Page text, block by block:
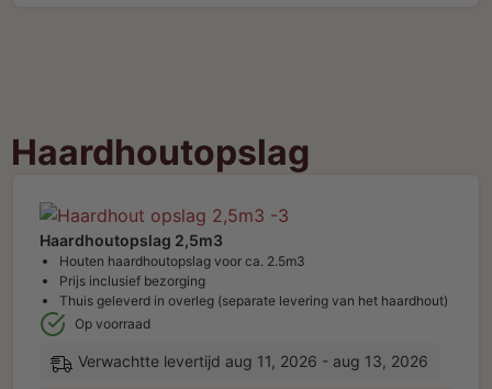
Haardhoutopslag
Haardhoutopslag 2,5m3
Houten haardhoutopslag voor ca. 2.5m3
Prijs inclusief bezorging
Thuis geleverd in overleg (separate levering van het haardhout)
Op voorraad
Verwachtte levertijd aug 11, 2026 - aug 13, 2026